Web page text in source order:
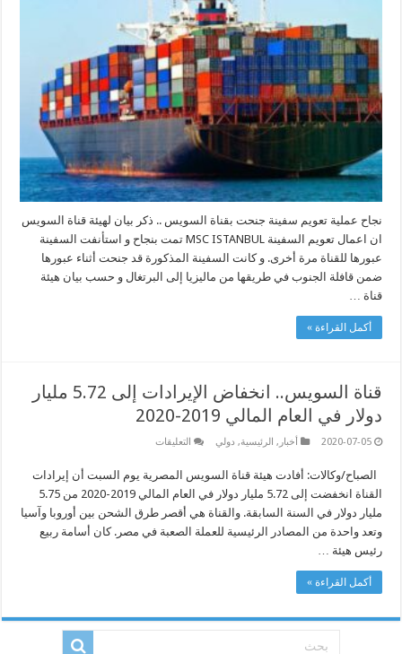
عملية
تعويم
سفينة
جنحت
بقناة
السويس
..
مغلقة
نجاح عملية تعويم سفينة جنحت بقناة السويس .. ذكر بيان لهيئة قناة السويس
ان اعمال تعويم السفينة MSC ISTANBUL تمت بنجاح و استأنفت السفينة
عبورها للقناة مرة أخرى. و كانت السفينة المذكورة قد جنحت أثناء عبورها
ضمن قافلة الجنوب في طريقها من ماليزيا إلى البرتغال و حسب بيان هيئة
قناة …
أكمل القراءة »
قناة السويس.. انخفاض الإيرادات إلى 5.72 مليار
دولار في العام المالي 2019-2020
2020-07-05 أخبار , الرئيسية, دولي التعليقات
انخفاض
الإيرادات
إلى
5.72
مليار
دولار
الصباح/وكالات: أفادت هيئة قناة السويس المصرية يوم السبت أن إيرادات
القناة انخفضت إلى 5.72 مليار دولار في العام المالي 2019-2020 من 5.75
مليار دولار في السنة السابقة. والقناة هي أقصر طرق الشحن بين أوروبا وآسيا
وتعد واحدة من المصادر الرئيسية للعملة الصعبة في مصر. كان أسامة ربيع
رئيس هيئة …
أكمل القراءة »